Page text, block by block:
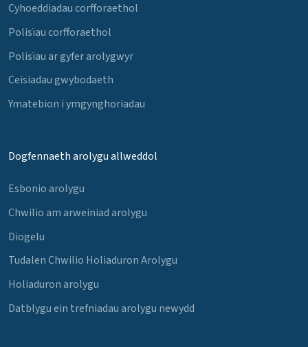
Cyhoeddiadau corfforaethol
Polisïau corfforaethol
Polisïau ar gyfer arolygwyr
Ceisiadau gwybodaeth
Ymatebion i ymgynghoriadau
Dogfennaeth arolygu allweddol
Esbonio arolygu
Chwilio am arweiniad arolygu
Diogelu
Tudalen Chwilio Holiaduron Arolygu
Holiaduron arolygu
Datblygu ein trefniadau arolygu newydd